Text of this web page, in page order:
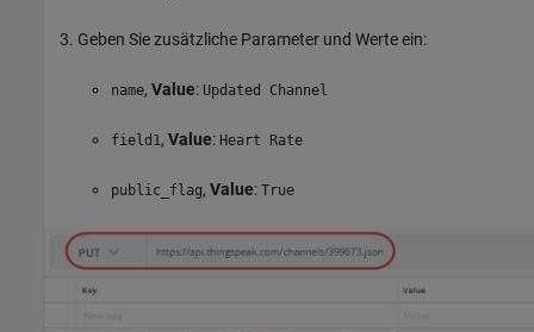
Geben Sie zusätzliche Parameter und Werte ein:
name, Value: Updated Channel
field1, Value: Heart Rate
public_flag, Value: True